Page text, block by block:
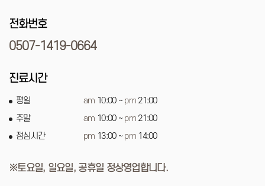
전화번호
0507-1419-0664
진료시간
평일 am 10:00 ~ pm21:00
주말
am 10:00 ~ pm21:00
점심시간
pm 13:00 ~ pm14:00
※토요일, 일요일, 공휴일 정상영업합니다.